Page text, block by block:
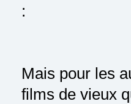
:
Mais pour les
films de vieux